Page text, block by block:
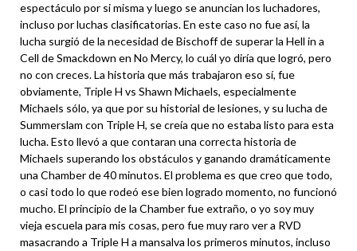
espectáculo por si misma y luego se anuncian los luchadores,
incluso por luchas clasificatorias. En este caso no fue así, la
lucha surgió de la necesidad de Bischoff de superar la Hell in a
Cell de Smackdown en No Mercy, lo cuál yo diría que logró, pero
no con creces. La historia que más trabajaron eso sí, fue
obviamente, Triple H vs Shawn Michaels, especialmente
Michaels sólo, ya que por su historial de lesiones, y su lucha de
Summerslam con Triple H, se creía que no estaba listo para esta
lucha. Esto llevó a que contaran una correcta historia de
Michaels superando los obstáculos y ganando dramáticamente
una Chamber de 40 minutos. El problema es que creo que todo,
o casi todo lo que rodeó ese bien logrado momento, no funcionó
mucho. El principio de la Chamber fue extraño, o yo soy muy
vieja escuela para mis cosas, pero fue muy raro ver a RVD
masacrando a Triple H a mansalva los primeros minutos, incluso